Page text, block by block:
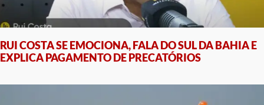
RUI COSTA SE EMOCIONA, FALA DO SUL DA BAHIA E
EXPLICA PAGAMENTO DE PRECATÓRIOS